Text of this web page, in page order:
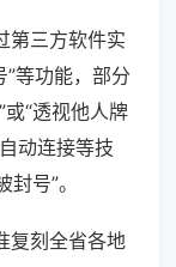
第三方软件实
”等功能，部分
“透视他人牌
动连接等技
号”。
复刻全省各地